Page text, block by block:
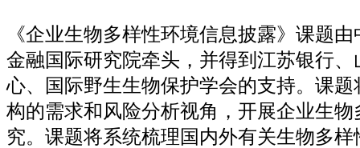
《企业生物多样性环境信息披露》课题
金融国际研究院牵头，并得到江苏银行
心、国际野生生物保护学会的支持。课
构的需求和风险分析视角，开展企业生
究。课题将系统梳理国内外有关生物多